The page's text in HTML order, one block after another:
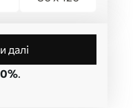
далі
.